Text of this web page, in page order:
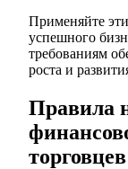
Применяйте
успешного
требованиям
роста и
Правила
торговцев